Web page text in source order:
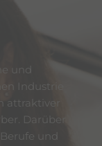
und
Industrie
attraktiver
Darüber
und